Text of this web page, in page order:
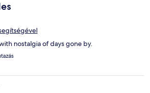
nostalgia of days gone by.